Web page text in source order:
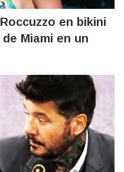
en bikini
Miami en un